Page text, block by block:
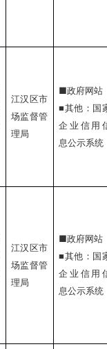
江汉区市
场监督管
理局
■政府网站
■其他：国
企业信用
息公示系统
江汉区市
场监督管
理局
■政府网站
■其他：国
企业信用
息公示系统